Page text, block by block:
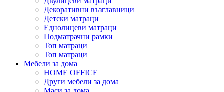
Декоративни възглавници
Детски матраци
Еднолицеви матраци
Подматрачни рамки
Топ матраци
Топ матраци
Мебели за дома
HOME OFFICE
Други мебели за дома